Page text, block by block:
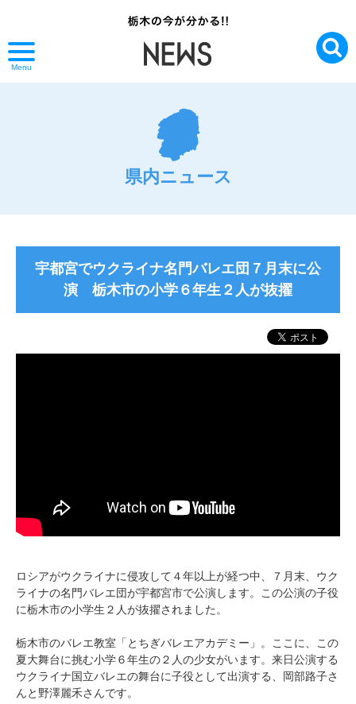
Menu
県内ニュース
宇都宮でウクライナ名門バレエ団７月末に公
演 栃木市の小学６年生２人が抜擢
ロシアがウクライナに侵攻して４年以上が経つ中、７月末、ウク
ライナの名門バレエ団が宇都宮市で公演します。この公演の子役
に栃木市の小学生２人が抜擢されました。
栃木市のバレエ教室「とちぎバレエアカデミー」。ここに、この
夏大舞台に挑む小学６年生の２人の少女がいます。来日公演する
ウクライナ国立バレエの舞台に子役として出演する、岡部路子さ
んと野澤麗禾さんです。